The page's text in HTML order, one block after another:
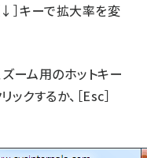
↓］キーで拡大率を変
ーム用のホットキー
クするか、［Esc］